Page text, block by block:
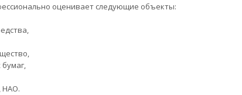
оценивает следующие объекты:
НАО.